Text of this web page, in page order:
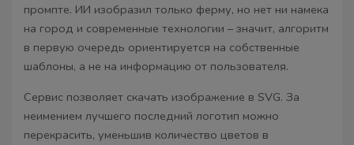
промпте. ИИ изобразил только ферму, но нет ни намека
на город и современные технологии – значит, алгоритм
в первую очередь ориентируется на собственные
шаблоны, а не на информацию от пользователя.
Сервис позволяет скачать изображение в SVG. За
неимением лучшего последний логотип можно
перекрасить, уменьшив количество цветов в